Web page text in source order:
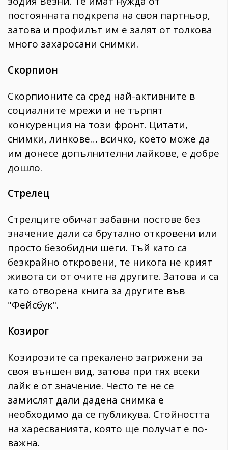
постоянната подкрепа на своя партньор,
затова и профилът им е залят от толкова
много захаросани снимки.
Скорпион
Скорпионите са сред най-активните в
социалните мрежи и не търпят
конкуренция на този фронт. Цитати,
снимки, линкове… всичко, което може да
им донесе допълнителни лайкове, е добре
дошло.
Стрелец
Стрелците обичат забавни постове без
значение дали са брутално откровени или
просто безобидни шеги. Тъй като са
безкрайно откровени, те никога не крият
живота си от очите на другите. Затова и са
като отворена книга за другите във
"Фейсбук".
Козирог
Козирозите са прекалено загрижени за
своя външен вид, затова при тях всеки
лайк е от значение. Често те не се
замислят дали дадена снимка е
необходимо да се публикува. Стойността
на харесванията, която ще получат е по-
важна.